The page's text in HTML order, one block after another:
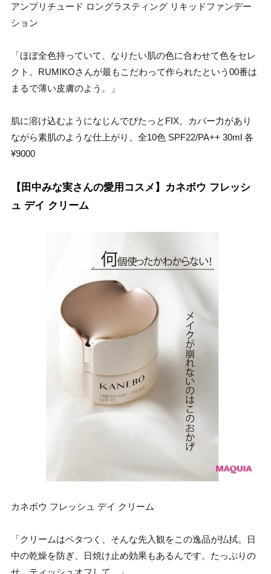
アンプリチュード ロングラスティング リキッドファンデー
ション
「ほぼ全色持っていて、なりたい肌の色に合わせて色をセレ
クト。RUMIKOさんが最もこだわって作られたという00番は
まるで薄い皮膚のよう。」
肌に溶け込むようになじんでぴたっとFIX。カバー力があり
ながら素肌のような仕上がり。全10色 SPF22/PA++ 30ml 各
¥9000
【田中みな実さんの愛用コスメ】カネボウ フレッシ
ュ デイ クリーム
カネボウ フレッシュ デイ クリーム
「クリームはベタつく、そんな先入観をこの逸品が払拭。日
中の乾燥を防ぎ、日焼け止め効果もあるんです。たっぷりの
せ、ティッシュオフして。」